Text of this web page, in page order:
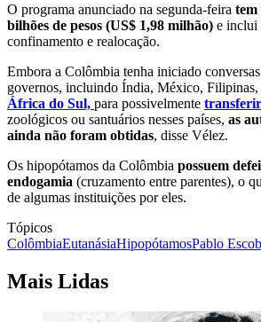
O programa anunciado na segunda-feira tem
bilhões de pesos (US$ 1,98 milhão) e inclui
confinamento e realocação.
Embora a Colômbia tenha iniciado
governos, incluindo Índia, México, Filipinas,
África do Sul, para possivelmente
zoológicos ou santuários nesses países, as
ainda não foram obtidas, disse Vélez.
Os hipopótamos da Colômbia possuem
endogamia (cruzamento entre parentes), o
de algumas instituições por eles.
Tópicos
ColômbiaEutanásiaHipopótamosPablo
Mais Lidas